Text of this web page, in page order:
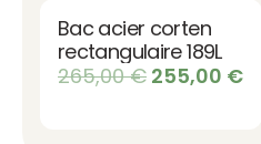
Bac acier corten
rectangulaire 189L
265,00€ Le
255,00 €Le